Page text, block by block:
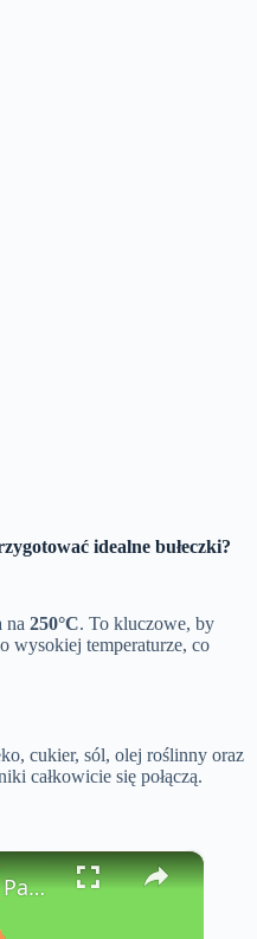
idealne bułeczki?
na 250°C. To kluczowe, by
wysokiej temperaturze, co
cukier, sól, olej roślinny oraz
całkowicie się połączą.
×
Camembert W Panierce Przepis - LatwePrzepisy.com